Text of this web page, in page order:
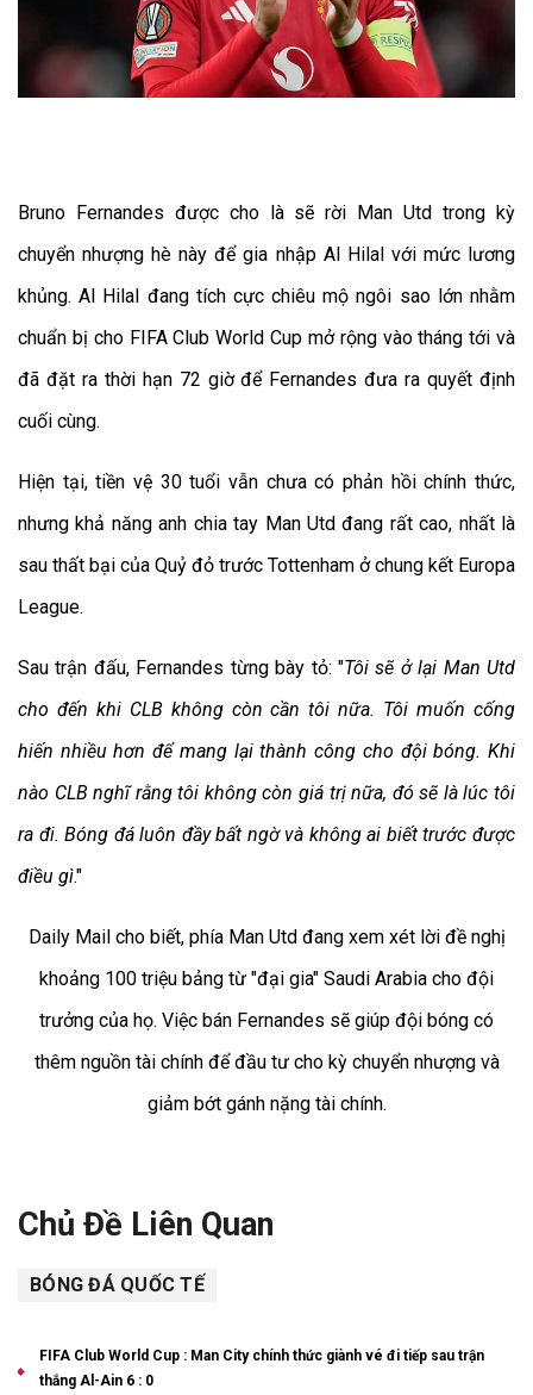
Bruno Fernandes được cho là sẽ rời Man Utd trong kỳ
chuyển nhượng hè này để gia nhập Al Hilal với mức lương
khủng. Al Hilal đang tích cực chiêu mộ ngôi sao lớn nhằm
chuẩn bị cho FIFA Club World Cup mở rộng vào tháng tới và
đã đặt ra thời hạn 72 giờ để Fernandes đưa ra quyết định
cuối cùng.
Hiện tại, tiền vệ 30 tuổi vẫn chưa có phản hồi chính thức,
nhưng khả năng anh chia tay Man Utd đang rất cao, nhất là
sau thất bại của Quỷ đỏ trước Tottenham ở chung kết Europa
League.
Sau trận đấu, Fernandes từng bày tỏ: "Tôi sẽ ở lại Man Utd
cho đến khi CLB không còn cần tôi nữa. Tôi muốn cống
hiến nhiều hơn để mang lại thành công cho đội bóng. Khi
nào CLB nghĩ rằng tôi không còn giá trị nữa, đó sẽ là lúc tôi
ra đi. Bóng đá luôn đầy bất ngờ và không ai biết trước được
điều gì."
Daily Mail cho biết, phía Man Utd đang xem xét lời đề nghị
khoảng 100 triệu bảng từ "đại gia" Saudi Arabia cho đội
trưởng của họ. Việc bán Fernandes sẽ giúp đội bóng có
thêm nguồn tài chính để đầu tư cho kỳ chuyển nhượng và
giảm bớt gánh nặng tài chính.
Chủ Đề Liên Quan
BÓNG ĐÁ QUỐC TẾ
FIFA Club World Cup : Man City chính thức giành vé đi tiếp sau trận
thắng Al-Ain 6 : 0